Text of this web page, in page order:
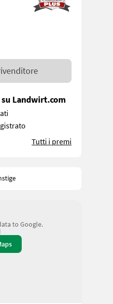
Landwirt.com
Tutti i premi
to Google.